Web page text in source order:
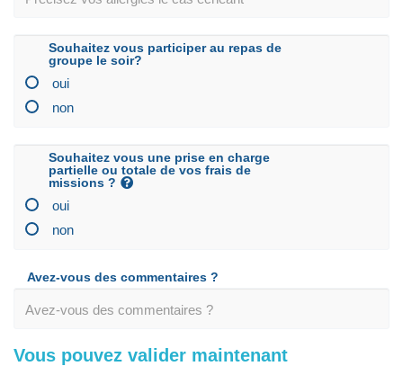
Souhaitez vous participer au repas de
groupe le soir?
oui
non
Souhaitez vous une prise en charge
partielle ou totale de vos frais de
missions ?
oui
non
Avez-vous des commentaires ?
Vous pouvez valider maintenant